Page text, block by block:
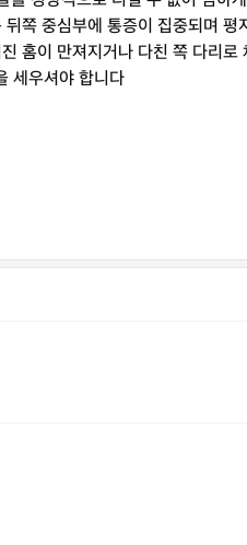
쪽 중심부에 통증이 집중되며
홈이 만져지거나 다친 쪽 다리
세우셔야 합니다